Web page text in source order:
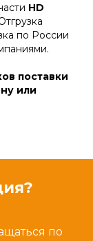
HD
по России
поставки
или
по